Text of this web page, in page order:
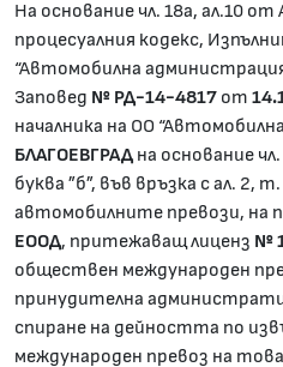
На основание чл. 18а, ал.10
процесуалния кодекс,
“Автомобилна
Заповед № РД-14-4817 от
началника на ОО
БЛАГОЕВГРАД на основание чл.
буква ”б”, във връзка с ал. 2,
автомобилните превози, на
ЕООД, притежаващ лиценз №
обществен международен
принудителна
спиране на дейността по
международен превоз на